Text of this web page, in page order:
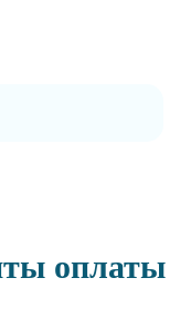
оплаты